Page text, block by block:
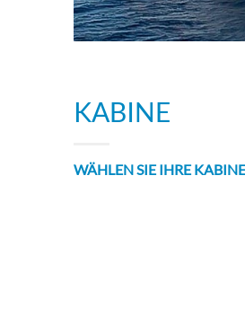
KABINE
WÄHLEN SIE IHRE